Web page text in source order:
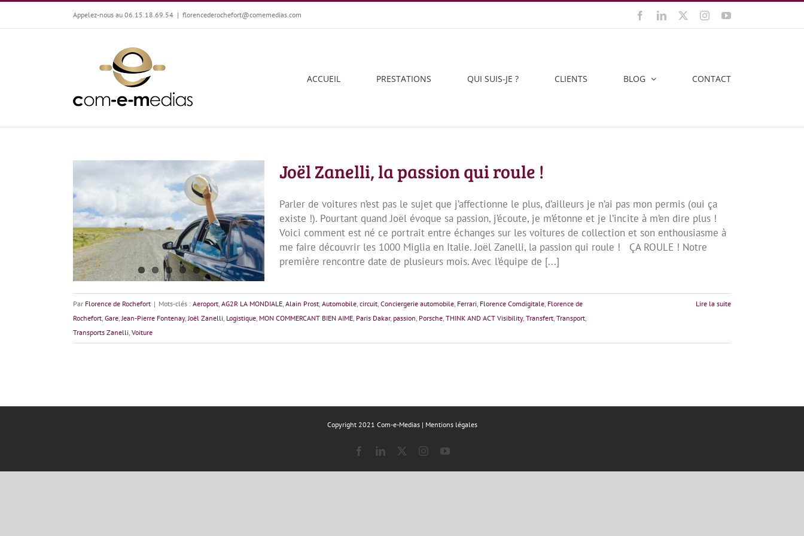
Appelez-nous au 06.15.18.69.54 | florencederochefort@comemedias.com FacebookLinkedIn InstagramYouTube
ACCUEIL PRESTATIONS QUI SUIS-JE ? CLIENTS BLOG CONTACT
Joël Zanelli, la passion qui roule !
Joël Zanelli, la passion qui roule !
Parler de voitures n’est pas le sujet que j’affectionne le plus, d’ailleurs je n’ai pas mon permis (oui ça
existe !). Pourtant quand Joël évoque sa passion, j’écoute, je m’étonne et je l’incite à m’en dire plus !
Voici comment est né ce portrait entre échanges sur les voitures de collection et son enthousiasme à
me faire découvrir les 1000 Miglia en Italie. Joël Zanelli, la passion qui roule ! ÇA ROULE ! Notre
première rencontre date de plusieurs mois. Avec l’équipe de [...]
Par Florence de Rochefort | Mots-clés : Aeroport, AG2R LA MONDIALE, Alain Prost, Automobile, circuit, Conciergerie automobile, Ferrari, Florence Comdigitale, Florence de
Rochefort, Gare,Jean-Pierre Fontenay,Joël Zanelli, Logistique, MON COMMERCANT BIEN AIME, Paris Dakar, passion, Porsche, THINK AND ACT Visibility, Transfert, Transport,
Transports Zanelli, Voiture
Lire la suite
Copyright 2021 Com-e-Medias | Mentions légales
FacebookLinkedIn InstagramYouTube